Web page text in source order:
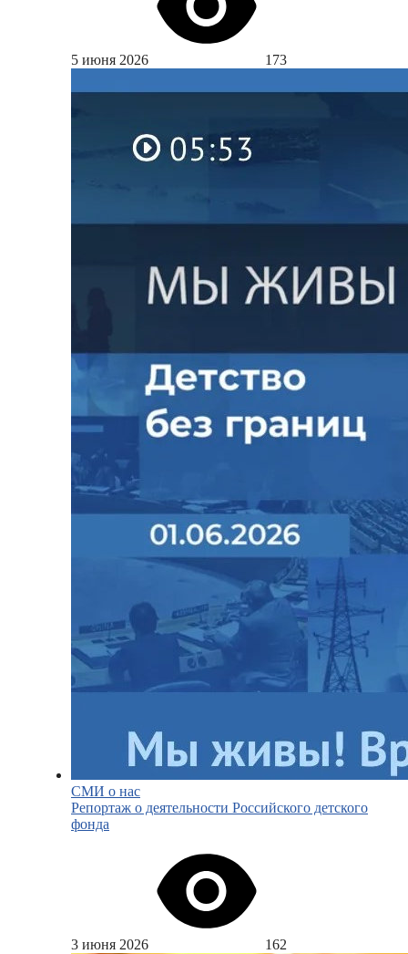
5 июня 2026 173
СМИ о нас
Репортаж о деятельности Российского детского
фонда
3 июня 2026 162